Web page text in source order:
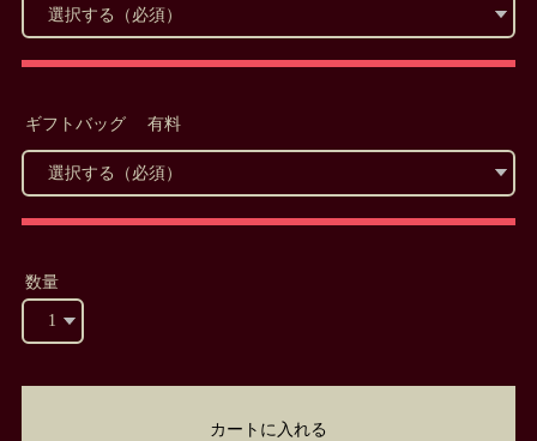
ギフトバッグ 有料
数量
カートに入れる